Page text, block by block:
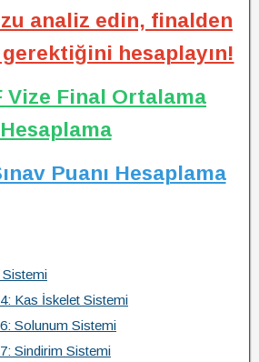
analiz edin, finalden
gerektiğini hesaplayın!
Vize Final Ortalama
Hesaplama
Puanı Hesaplama
Kas İskelet Sistemi
Solunum Sistemi
Sindirim Sistemi